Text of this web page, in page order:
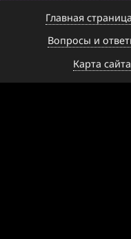
Главная страница
Вопросы и
Карта сайта